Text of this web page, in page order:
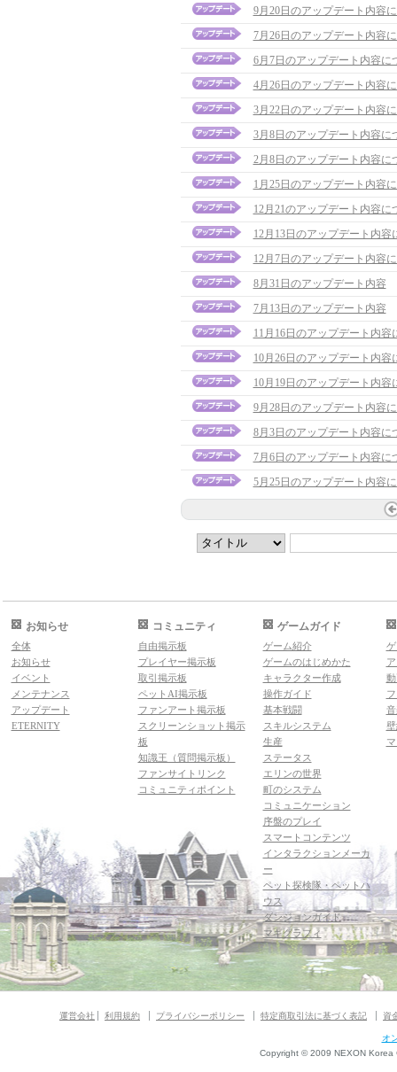
9月20日のアップデート内容
7月26日のアップデート内容
6月7日のアップデート内容に
4月26日のアップデート内容
3月22日のアップデート内容
3月8日のアップデート内容に
2月8日のアップデート内容に
1月25日のアップデート内容
12月21のアップデート内容に
12月13日のアップデート内容
12月7日のアップデート内容
8月31日のアップデート内容
7月13日のアップデート内容
11月16日のアップデート内容
10月26日のアップデート内容
10月19日のアップデート内容
9月28日のアップデート内容
8月3日のアップデート内容に
7月6日のアップデート内容に
5月25日のアップデート内容
お知らせ
全体
お知らせ
イベント
メンテナンス
アップデート
ETERNITY
コミュニティ
自由掲示板
プレイヤー掲示板
取引掲示板
ペットAI掲示板
ファンアート掲示板
スクリーンショット掲示
板
知識王（質問掲示板）
ファンサイトリンク
コミュニティポイント
ゲームガイド
ゲーム紹介
ゲームのはじめかた
キャラクター作成
操作ガイド
基本戦闘
スキルシステム
生産
ステータス
エリンの世界
町のシステム
コミュニケーション
序盤のプレイ
スマートコンテンツ
インタラクションメーカ
ー
ペット探検隊・ペットハ
ウス
ダンジョンガイド
マギグラフィ
運営会社 利用規約 プライバシーポリシー 特定商取引法に基づく表記 資
オ
Copyright © 2009 NEXON Korea